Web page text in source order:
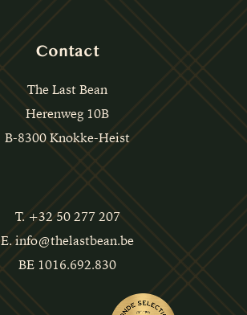
Contact
The Last Bean
Herenweg 10B
B-8300 Knokke-Heist
T. +32 50 277 207
E. info@thelastbean.be
BE 1016.692.830